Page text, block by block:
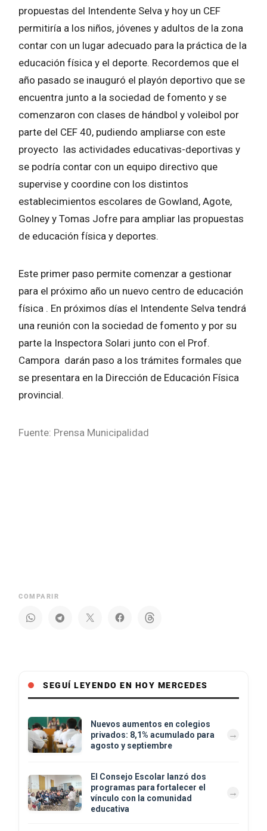
propuestas del Intendente Selva y hoy un CEF
permitiría a los niños, jóvenes y adultos de la zona
contar con un lugar adecuado para la práctica de la
educación física y el deporte. Recordemos que el
año pasado se inauguró el playón deportivo que se
encuentra junto a la sociedad de fomento y se
comenzaron con clases de hándbol y voleibol por
parte del CEF 40, pudiendo ampliarse con este
proyecto las actividades educativas-deportivas y
se podría contar con un equipo directivo que
supervise y coordine con los distintos
establecimientos escolares de Gowland, Agote,
Golney y Tomas Jofre para ampliar las propuestas
de educación física y deportes.
Este primer paso permite comenzar a gestionar
para el próximo año un nuevo centro de educación
física . En próximos días el Intendente Selva tendrá
una reunión con la sociedad de fomento y por su
parte la Inspectora Solari junto con el Prof.
Campora darán paso a los trámites formales que
se presentara en la Dirección de Educación Física
provincial.
Fuente: Prensa Municipalidad
COMPARIR
SEGUÍ LEYENDO EN HOY MERCEDES
Nuevos aumentos en colegios
privados: 8,1% acumulado para
agosto y septiembre
El Consejo Escolar lanzó dos
programas para fortalecer el
vínculo con la comunidad
educativa